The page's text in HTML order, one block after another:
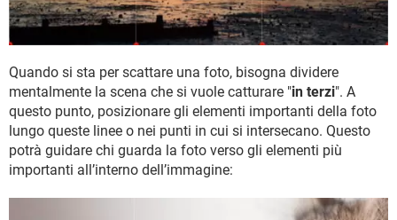
Quando si sta per scattare una foto, bisogna dividere
mentalmente la scena che si vuole catturare "in terzi". A
questo punto, posizionare gli elementi importanti della foto
lungo queste linee o nei punti in cui si intersecano. Questo
potrà guidare chi guarda la foto verso gli elementi più
importanti all’interno dell’immagine: